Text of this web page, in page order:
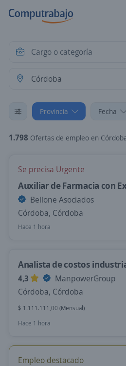
Provincia Fecha
1.798 Ofertas de empleo en
Se precisa Urgente
Auxiliar de Farmacia con
Bellone Asociados
Córdoba, Córdoba
Hace 1 hora
Analista de costos
4,3
ManpowerGroup
Córdoba, Córdoba
$ 1.111.111,00 (Mensual)
Hace 1 hora
Empleo destacado